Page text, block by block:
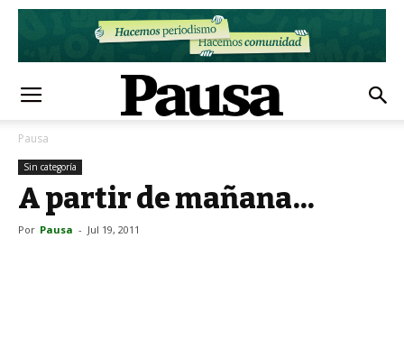
Pausa
Sin categoría
A partir de mañana...
Por Pausa - Jul 19, 2011